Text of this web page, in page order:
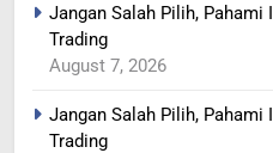
Jangan Salah Pilih, Pahami
Trading
August 7, 2026
Jangan Salah Pilih, Pahami
Trading
365